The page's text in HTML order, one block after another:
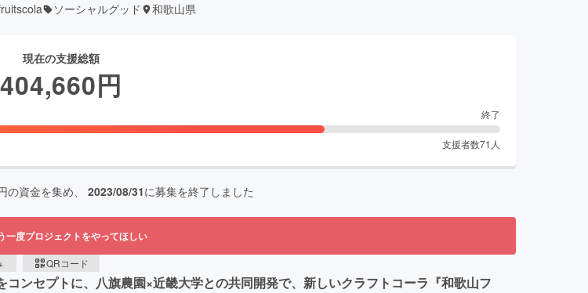
ソーシャルグッド 和歌山県
現在の支援総額
404,660円
終了
支援者数71 人
の資金を集め、 2023/08/31に募集を終了しました
一度プロジェクトをやってほしい
QRコード
ンセプトに、八旗農園×近畿大学との共同開発で、新しいクラフトコーラ『和歌山フ